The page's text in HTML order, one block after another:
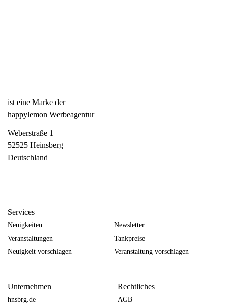
ist eine Marke der
happylemon Werbeagentur
Weberstraße 1
52525 Heinsberg
Deutschland
Services
Neuigkeiten
Newsletter
Veranstaltungen
Tankpreise
Neuigkeit vorschlagen
Veranstaltung vorschlagen
Unternehmen
hnsbrg.de
Rechtliches
AGB